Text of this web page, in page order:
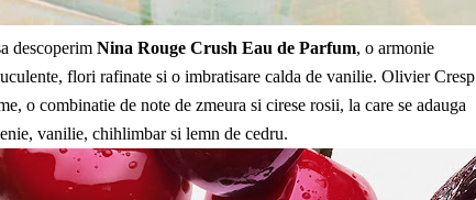
descoperim Nina Rouge Crush Eau de Parfum, o armonie
flori rafinate si o imbratisare calda de vanilie. Olivier Cresp
o combinatie de note de zmeura si cirese rosii, la care se adauga
vanilie, chihlimbar si lemn de cedru.